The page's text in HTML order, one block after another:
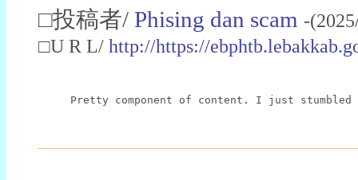
□投稿者/ Phising dan scam -
□U R L/ http://https://
Pretty component of content. I just